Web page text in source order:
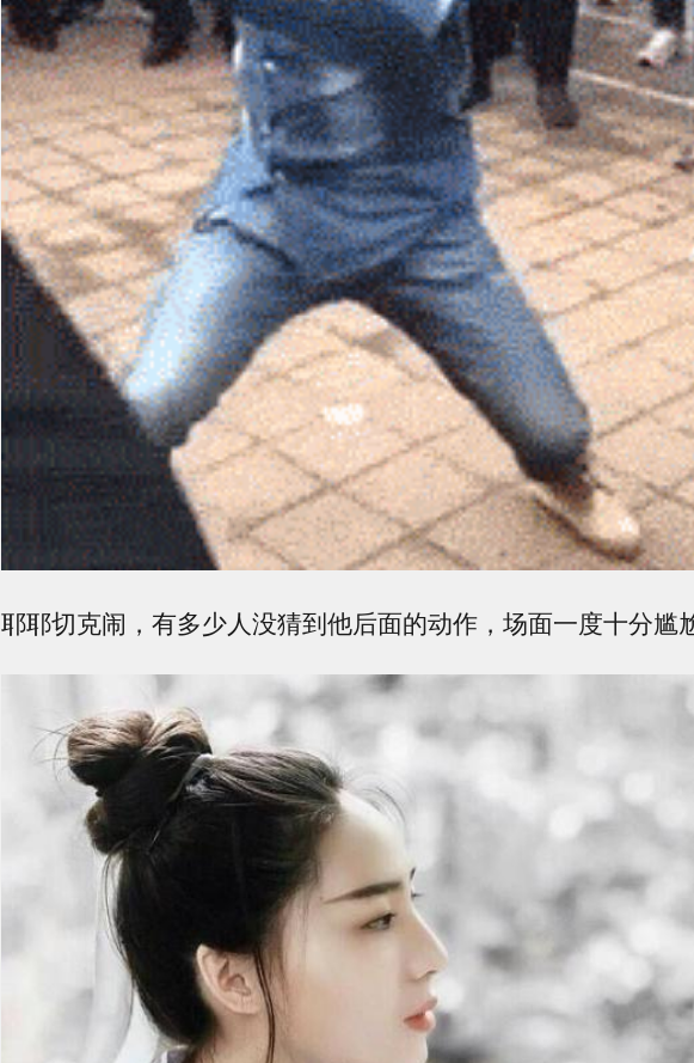
耶耶切克闹，有多少人没猜到他后面的动作，场面一度十分尴